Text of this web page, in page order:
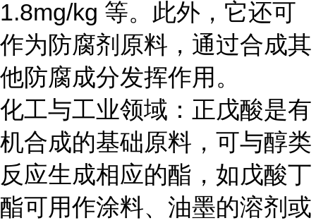
1.8mg/kg 等。此外，它还可
作为防腐剂原料，通过合成其
他防腐成分发挥作用。
化工与工业领域：正戊酸是有
机合成的基础原料，可与醇类
反应生成相应的酯，如戊酸丁
酯可用作涂料、油墨的溶剂或